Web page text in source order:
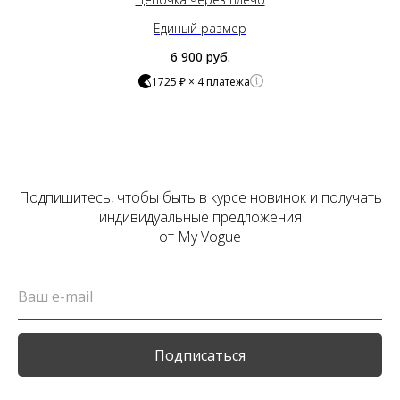
Единый размер
6 900 руб.
1725 ₽ × 4 платежа
Подпишитесь, чтобы быть в курсе новинок и получать
индивидуальные предложения
от My Vogue
Подписаться